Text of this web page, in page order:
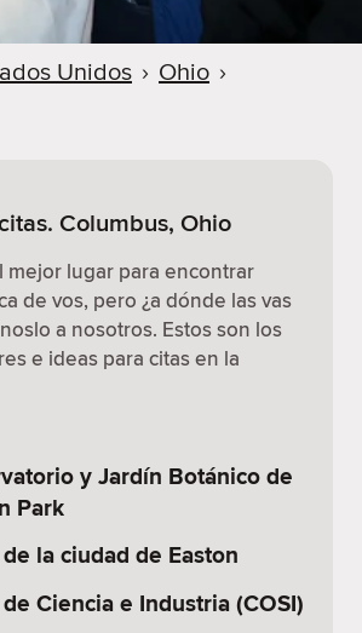
Unidos › Ohio ›
Columbus, Ohio
mejor lugar para encontrar
de vos, pero ¿a dónde las vas
a nosotros. Estos son los
e ideas para citas en la
y Jardín Botánico de
Park
la ciudad de Easton
Ciencia e Industria (COSI)